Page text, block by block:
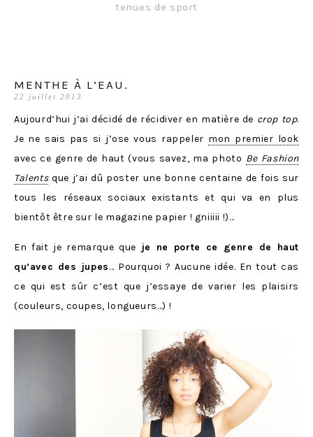
tenues de sport
MENTHE À L’EAU.
22 juillet 2013
Aujourd’hui j’ai décidé de récidiver en matière de crop top.
Je ne sais pas si j’ose vous rappeler mon premier look
avec ce genre de haut (vous savez, ma photo Be Fashion
Talentsque j’ai dû poster une bonne centaine de fois sur
tous les réseaux sociaux existants et qui va en plus
bientôt être sur le magazine papier ! gniiiii !)…
En fait je remarque que je ne porte ce genre de haut
qu’avec des jupes… Pourquoi ? Aucune idée. En tout cas
ce qui est sûr c’est que j’essaye de varier les plaisirs
(couleurs, coupes, longueurs…) !